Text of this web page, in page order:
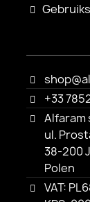
+33
Alfaram
ul.
38-200
Polen
VAT: